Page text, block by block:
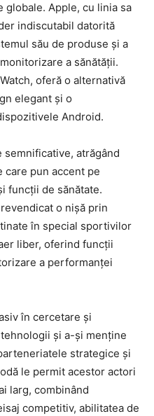
globale. Apple, cu linia sa
indiscutabil datorită
său de produse și a
a sănătății.
oferă o alternativă
elegant și o
Android.
atrăgând
pun accent pe
funcții de sănătate.
o nișă prin
în special sportivilor
liber, oferind funcții
a performanței
în cercetare și
și a-și menține
strategice și
le permit acestor actori
larg, combinând
competitiv, abilitatea de